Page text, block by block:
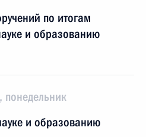
по итогам
и образованию
и образованию